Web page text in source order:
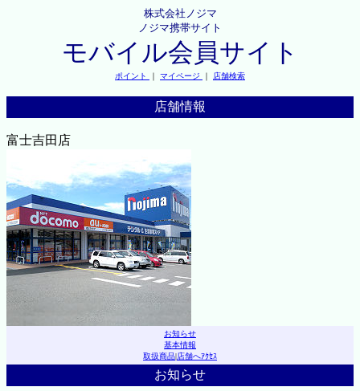
株式会社ノジマ
ノジマ携帯サイト
モバイル会員サイト
ポイント ｜ マイページ ｜ 店舗検索
店舗情報
富士吉田店
お知らせ
基本情報
取扱商品|店舗へｱｸｾｽ
お知らせ